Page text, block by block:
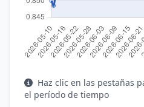
Haz clic en las pestañas
el período de tiempo